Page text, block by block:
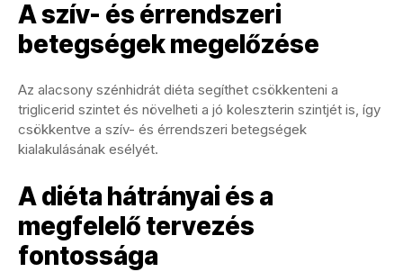
A szív- és érrendszeri
betegségek megelőzése
Az alacsony szénhidrát diéta segíthet csökkenteni a
triglicerid szintet és növelheti a jó koleszterin szintjét is, így
csökkentve a szív- és érrendszeri betegségek
kialakulásának esélyét.
A diéta hátrányai és a
megfelelő tervezés
fontossága